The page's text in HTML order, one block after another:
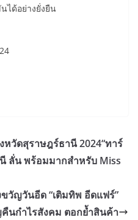
ได้อย่างยั่งยืน
หวัดสุราษฎร์ธานี 2024“ทาร์
ลั่น พร้อมมากสำหรับ Miss
ขวัญวันอีด “เติมทิพ อีดแฟร์”
นกำไรสังคม ตอกย้ำสินค้า